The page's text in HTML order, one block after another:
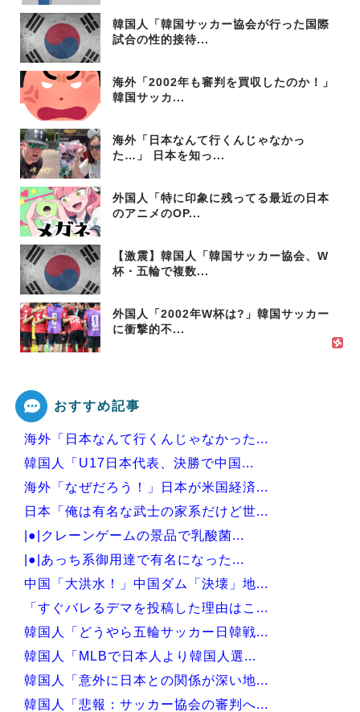
韓国人「韓国サッカー協会が行った国際
試合の性的接待...
海外「2002年も審判を買収したのか！」
韓国サッカ...
海外「日本なんて行くんじゃなかっ
た…」 日本を知っ...
外国人「特に印象に残ってる最近の日本
のアニメのOP...
【激震】韓国人「韓国サッカー協会、W
杯・五輪で複数...
外国人「2002年W杯は?」韓国サッカー
に衝撃的不...
おすすめ記事
海外「日本なんて行くんじゃなかった...
韓国人「U17日本代表、決勝で中国...
海外「なぜだろう！」日本が米国経済...
日本「俺は有名な武士の家系だけど世...
|●|クレーンゲームの景品で乳酸菌...
|●|あっち系御用達で有名になった...
中国「大洪水！」中国ダム「決壊」地...
「すぐバレるデマを投稿した理由はこ...
韓国人「どうやら五輪サッカー日韓戦...
韓国人「MLBで日本人より韓国人選...
韓国人「意外に日本との関係が深い地...
韓国人「悲報：サッカー協会の審判へ...